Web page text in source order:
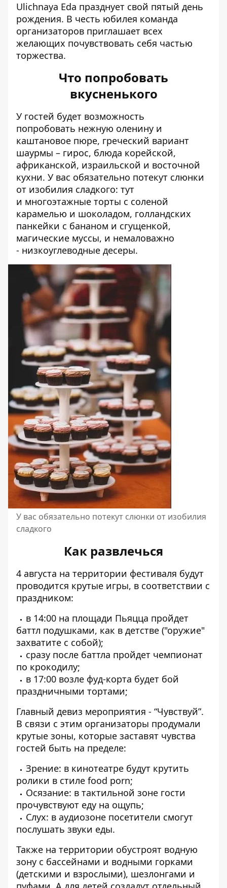
Ulichnaya Eda празднует свой пятый день
рождения. В честь юбилея команда
организаторов приглашает всех
желающих почувствовать себя частью
торжества.
Что попробовать
вкусненького
У гостей будет возможность
попробовать нежную оленину и
каштановое пюре, греческий вариант
шаурмы – гирос, блюда корейской,
африканской, израильской и восточной
кухни. У вас обязательно потекут слюнки
от изобилия сладкого: тут
и многоэтажные торты с соленой
карамелью и шоколадом, голландских
панкейки с бананом и сгущенкой,
магические муссы, и немаловажно
- низкоуглеводные десеры.
У вас обязательно потекут слюнки от изобилия
сладкого
Как развлечься
4 августа на территории фестиваля будут
проводится крутые игры, в соответствии с
праздником:
в 14:00 на площади Пьяцца пройдет
баттл подушками, как в детстве ("оружие"
захватите с собой);
сразу после баттла пройдет чемпионат
по крокодилу;
в 17:00 возле фуд-корта будет бой
праздничными тортами;
Главный девиз мероприятия - “Чувствуй”.
В связи с этим организаторы продумали
крутые зоны, которые заставят чувства
гостей быть на пределе:
Зрение: в кинотеатре будут крутить
ролики в стиле food porn;
Осязание: в тактильной зоне гости
прочувствуют еду на ощупь;
Слух: в аудиозоне посетители смогут
послушать звуки еды.
Также на территории обустроят водную
зону с бассейнами и водными горками
(детскими и взрослыми), шезлонгами и